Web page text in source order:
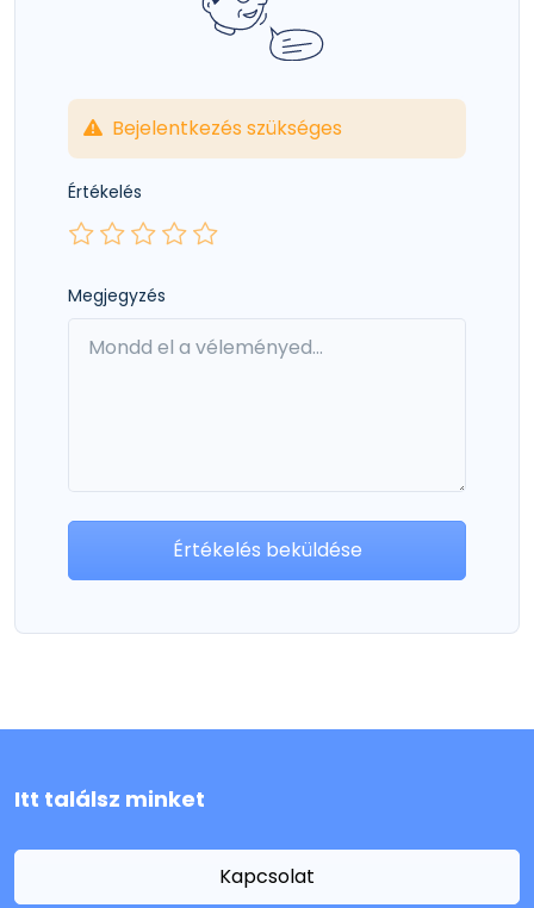
Bejelentkezés szükséges
Értékelés
Megjegyzés
Értékelés beküldése
Itt találsz minket
Kapcsolat